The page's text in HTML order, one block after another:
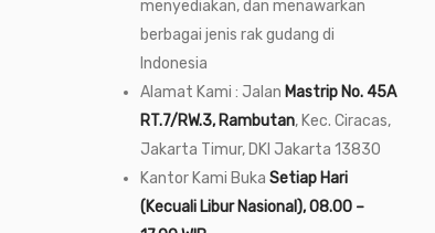
menyediakan, dan menawarkan
berbagai jenis rak gudang di
Indonesia
Alamat Kami : Jalan Mastrip No. 45A
RT.7/RW.3, Rambutan, Kec. Ciracas,
Jakarta Timur, DKI Jakarta 13830
Kantor Kami Buka Setiap Hari
(Kecuali Libur Nasional), 08.00 –